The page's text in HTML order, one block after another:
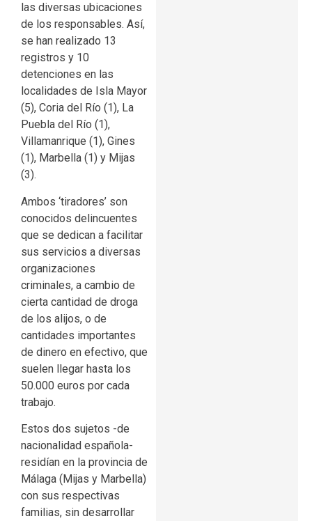
las diversas ubicaciones
de los responsables. Así,
se han realizado 13
registros y 10
detenciones en las
localidades de Isla Mayor
(5), Coria del Río (1), La
Puebla del Río (1),
Villamanrique (1), Gines
(1), Marbella (1) y Mijas
(3).
Ambos ‘tiradores’ son
conocidos delincuentes
que se dedican a facilitar
sus servicios a diversas
organizaciones
criminales, a cambio de
cierta cantidad de droga
de los alijos, o de
cantidades importantes
de dinero en efectivo, que
suelen llegar hasta los
50.000 euros por cada
trabajo.
Estos dos sujetos -de
nacionalidad española-
residían en la provincia de
Málaga (Mijas y Marbella)
con sus respectivas
familias, sin desarrollar